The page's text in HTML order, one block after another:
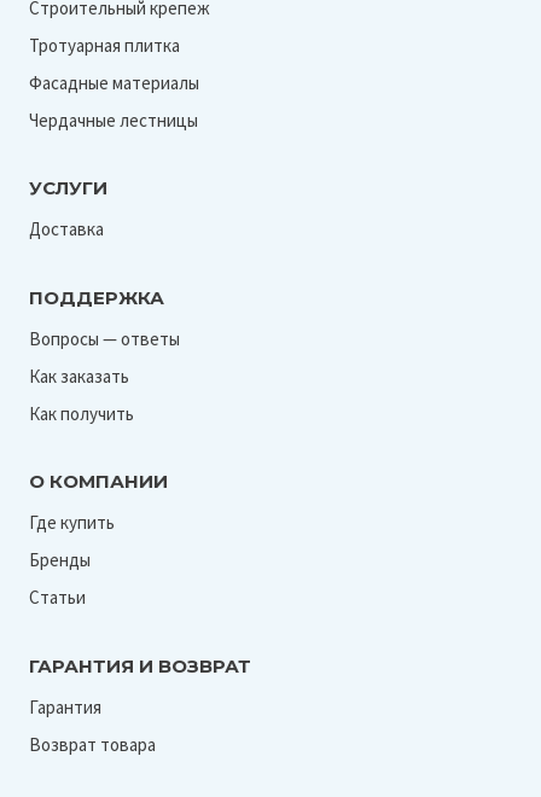
Строительный крепеж
Тротуарная плитка
Фасадные материалы
Чердачные лестницы
УСЛУГИ
Доставка
ПОДДЕРЖКА
Вопросы — ответы
Как заказать
Как получить
О КОМПАНИИ
Где купить
Бренды
Статьи
ГАРАНТИЯ И ВОЗВРАТ
Гарантия
Возврат товара